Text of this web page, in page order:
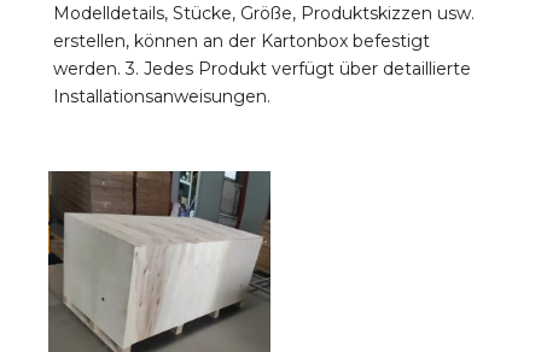
Modelldetails, Stücke, Größe, Produktskizzen usw.
erstellen, können an der Kartonbox befestigt
werden. 3. Jedes Produkt verfügt über detaillierte
Installationsanweisungen.